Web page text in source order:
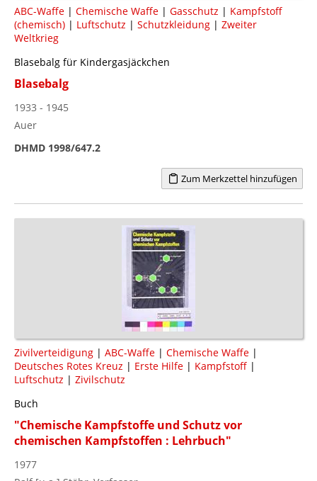
ABC-Waffe | Chemische Waffe | Gasschutz | Kampfstoff
(chemisch) | Luftschutz | Schutzkleidung | Zweiter
Weltkrieg
Blasebalg für Kindergasjäckchen
Blasebalg
1933 - 1945
Auer
DHMD 1998/647.2
Zum Merkzettel hinzufügen
Zivilverteidigung | ABC-Waffe | Chemische Waffe |
Deutsches Rotes Kreuz | Erste Hilfe | Kampfstoff |
Luftschutz | Zivilschutz
Buch
"Chemische Kampfstoffe und Schutz vor
chemischen Kampfstoffen : Lehrbuch"
1977